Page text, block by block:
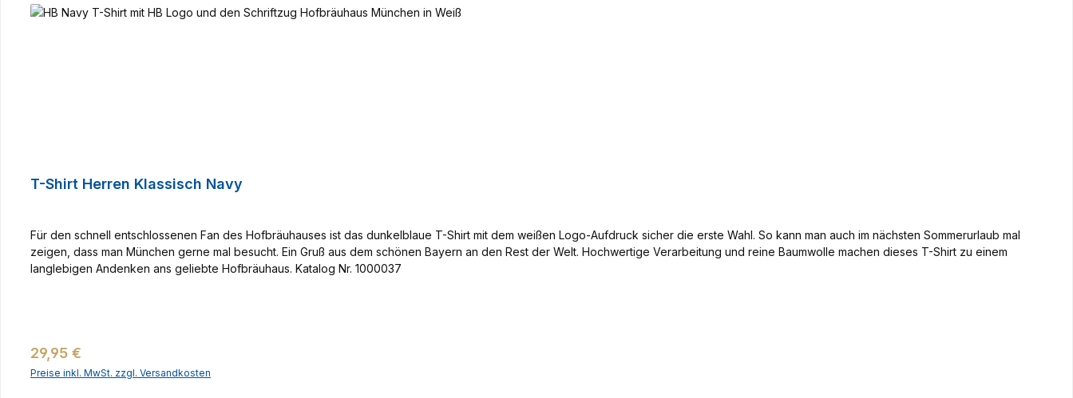
T-Shirt Herren Klassisch Navy
Für den schnell entschlossenen Fan des Hofbräuhauses ist das dunkelblaue T-Shirt mit dem weißen Logo-Aufdruck sicher die erste Wahl. So kann man auch im nächsten Sommerurlaub mal
zeigen, dass man München gerne mal besucht. Ein Gruß aus dem schönen Bayern an den Rest der Welt. Hochwertige Verarbeitung und reine Baumwolle machen dieses T-Shirt zu einem
langlebigen Andenken ans geliebte Hofbräuhaus. Katalog Nr. 1000037
Regulärer Preis:
29,95 €
Preise inkl. MwSt. zzgl. Versandkosten